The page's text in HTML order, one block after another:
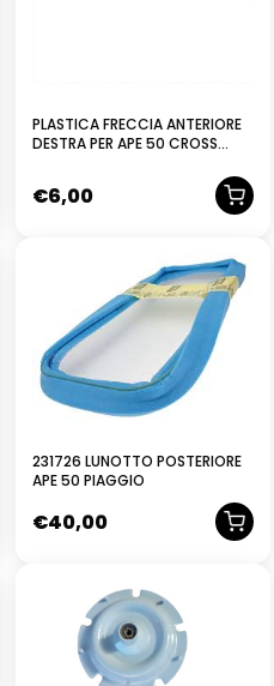
PLASTICA FRECCIA ANTERIORE
DESTRA PER APE 50 CROSS
€6,00
231726 LUNOTTO POSTERIORE
APE 50 PIAGGIO
€40,00